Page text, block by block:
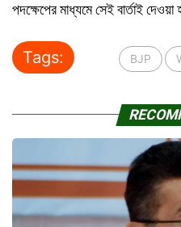
পদক্ষেপের মাধ্যমে সেই বার্তাই
Tags: BJP